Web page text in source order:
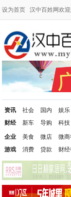
设为首页 汉中百姓网欢迎
资讯
财经
社会
新车
国内
导购
娱乐
科技
企业
游戏
美食
消费
微店
贷款
微
财